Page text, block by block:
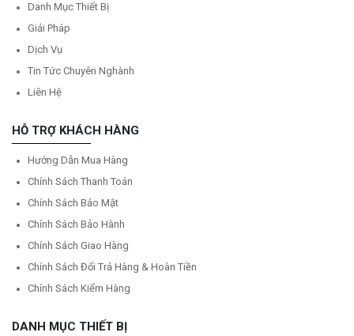
Danh Mục Thiết Bị
Giải Pháp
Dịch Vụ
Tin Tức Chuyên Nghành
Liên Hệ
HỖ TRỢ KHÁCH HÀNG
Hướng Dẫn Mua Hàng
Chính Sách Thanh Toán
Chính Sách Bảo Mật
Chính Sách Bảo Hành
Chính Sách Giao Hàng
Chính Sách Đổi Trả Hàng & Hoàn Tiền
Chính Sách Kiểm Hàng
DANH MỤC THIẾT BỊ